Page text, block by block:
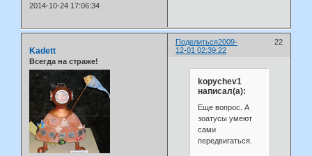
2014-10-24 17:06:34
Поделиться 22
2009-
12-01 02:39:22
Kadett
Всегда на страже!
kopychev1
написал(а):
Еще вопрос. А
зоатусы умеют
сами
передвигаться.